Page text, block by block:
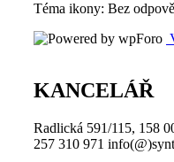
Téma ikony: Bez
KANCELÁŘ
Radlická 591/115, 158
257 310 971